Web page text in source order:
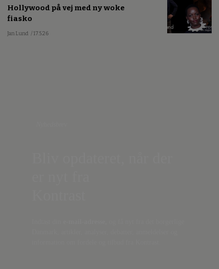
Hollywood på vej med ny woke
fiasko
Jan Lund / 17.5.26